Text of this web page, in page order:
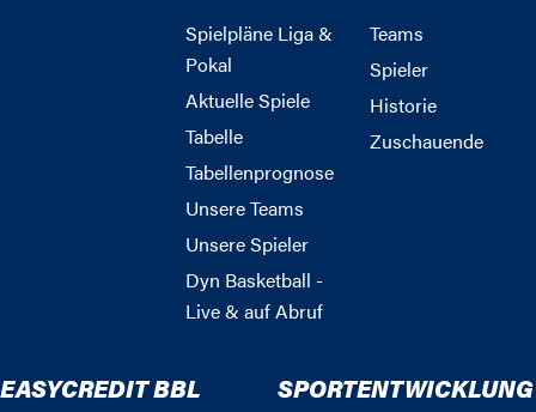
Spielpläne Liga &
Pokal
Aktuelle Spiele
Tabelle
Tabellenprognose
Unsere Teams
Unsere Spieler
Dyn Basketball -
Live & auf Abruf
Teams
Spieler
Historie
Zuschauende
EASYCREDIT BBL SPORTENTWICKLUNG